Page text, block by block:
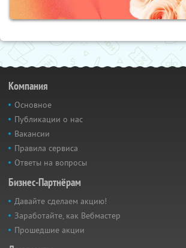
Компания
Основное
Публикации о нас
Вакансии
Правила сервиса
Ответы на вопросы
Бизнес-Партнёрам
Давайте сделаем акцию!
Заработайте, как Вебмастер
Прошедшие акции